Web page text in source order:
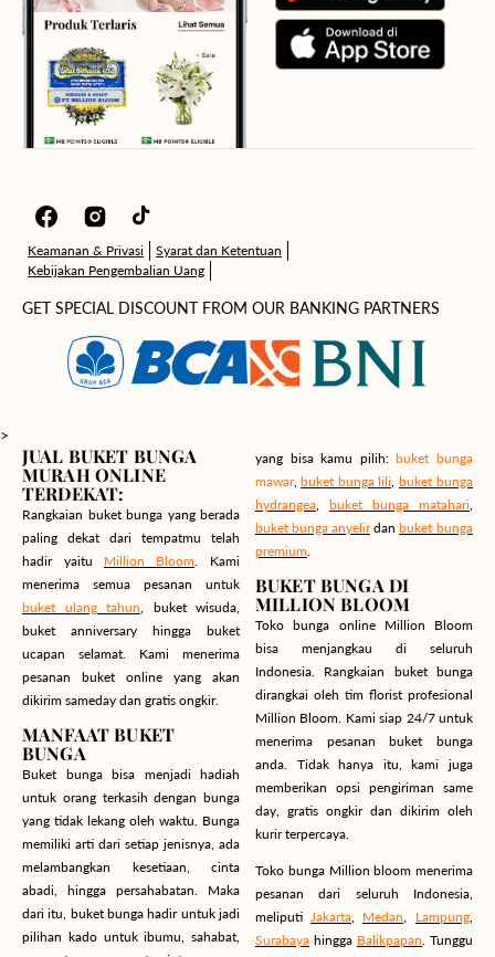
FacebookInstagramTikTok
Keamanan & Privasi
Syarat dan Ketentuan
Kebijakan Pengembalian Uang
GET SPECIAL DISCOUNT FROM OUR BANKING PARTNERS
>
JUAL BUKET BUNGA
MURAH ONLINE
TERDEKAT:
Rangkaian buket bunga yang berada
paling dekat dari tempatmu telah
hadir yaitu Million Bloom. Kami
menerima semua pesanan untuk
buket ulang tahun, buket wisuda,
buket anniversary hingga buket
ucapan selamat. Kami menerima
pesanan buket online yang akan
dikirim sameday dan gratis ongkir.
MANFAAT BUKET
BUNGA
Buket bunga bisa menjadi hadiah
untuk orang terkasih dengan bunga
yang tidak lekang oleh waktu. Bunga
memiliki arti dari setiap jenisnya, ada
melambangkan kesetiaan, cinta
abadi, hingga persahabatan. Maka
dari itu, buket bunga hadir untuk jadi
pilihan kado untuk ibumu, sahabat,
yang bisa kamu pilih: buket bunga
mawar, buket bunga lili, buket bunga
hydrangea, buket bunga matahari,
buket bunga anyelirdan buket bunga
premium.
BUKET BUNGA DI
MILLION BLOOM
Toko bunga online Million Bloom
bisa menjangkau di seluruh
Indonesia. Rangkaian buket bunga
dirangkai oleh tim florist profesional
Million Bloom. Kami siap 24/7 untuk
menerima pesanan buket bunga
anda. Tidak hanya itu, kami juga
memberikan opsi pengiriman same
day, gratis ongkir dan dikirim oleh
kurir terpercaya.
Toko bunga Million bloom menerima
pesanan dari seluruh Indonesia,
meliputi Jakarta, Medan, Lampung,
Surabaya hingga Balikpapan. Tunggu